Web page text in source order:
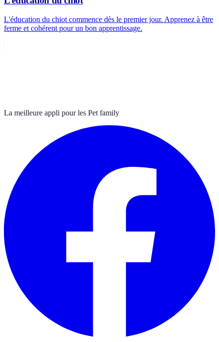
L'éducation du chiot commence dès le premier jour. Apprenez à être
ferme et cohérent pour un bon apprentissage.
La meilleure appli pour les Pet family